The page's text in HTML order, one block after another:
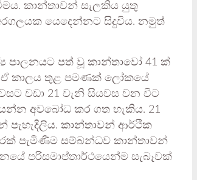
කාන්තාවන් සැලකිය යුතු
යෙදෙන්නට සිදුවිය. නමුත්
පාලනයට පත් වූ කාන්තාවෝ 41 ක්
ඒ කාලය තුළ පමණක් ලෝකයේ
වඩා 21 වැනි සියවස වන විට
අවබෝධ කර ගත හැකිය. 21
කාන්තාවන් ආර්ථික
පැමිණීම සම්බන්ධව කාන්තාවන්
පරිසමාප්තාර්ථයෙන්ම සැබෑවක්